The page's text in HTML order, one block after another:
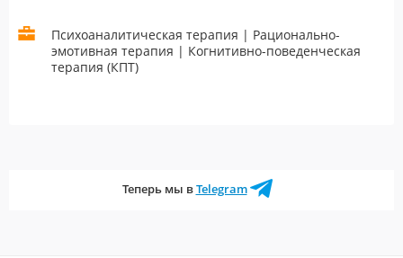
Психоаналитическая терапия | Рационально-
эмотивная терапия | Когнитивно-поведенческая
терапия (КПТ)
Теперь мы вTelegram